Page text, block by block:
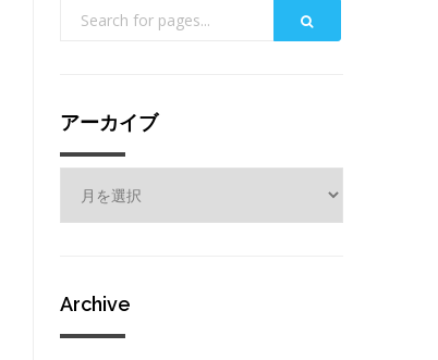
アーカイブ
カ
Archive